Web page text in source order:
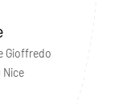
Gioffredo
Nice